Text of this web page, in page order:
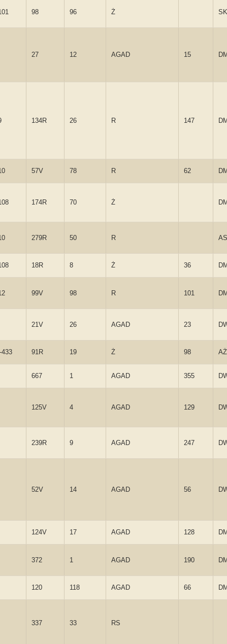
98 96 Ż SK
27 12 AGAD 15
134R 26 R 147
57V 78 R 62
174R 70 Ż
279R 50 R AS
18R 8 Ż 36
99V 98 R 101
21V 26 AGAD 23
433 91R 19 Ż 98 AŻ
667 1 AGAD 355
125V 4 AGAD 129
239R 9 AGAD 247
52V 14 AGAD 56
124V 17 AGAD 128
372 1 AGAD 190
120 118 AGAD 66
337 33 RS